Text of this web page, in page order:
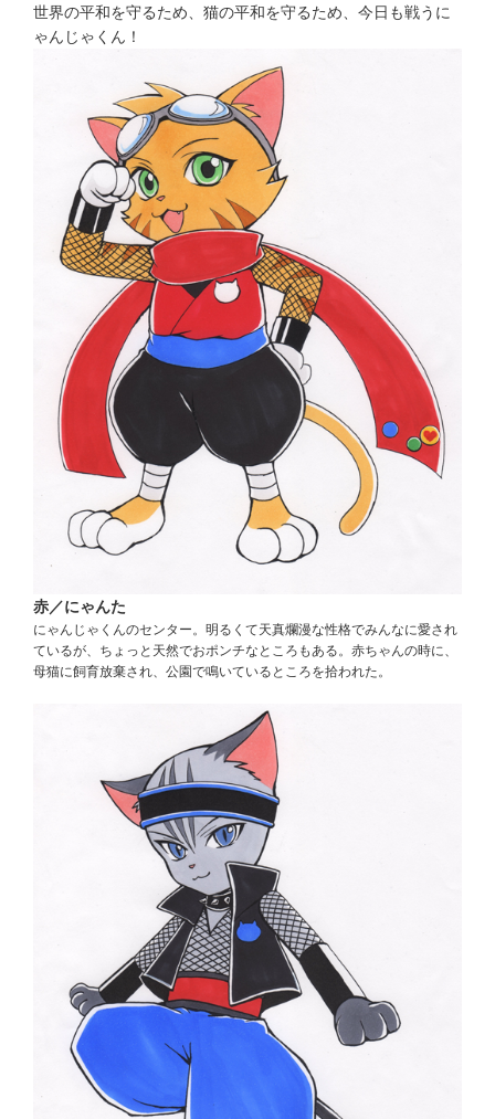
世界の平和を守るため、猫の平和を守るため、今日も戦うに
ゃんじゃくん！
赤／にゃんた
にゃんじゃくんのセンター。明るくて天真爛漫な性格でみんなに愛され
ているが、ちょっと天然でおポンチなところもある。赤ちゃんの時に、
母猫に飼育放棄され、公園で鳴いているところを拾われた。